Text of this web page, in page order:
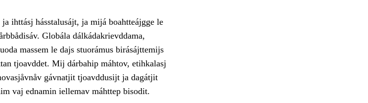
ihttásj hásstalusájt, ja mijá boahtteájgge le
Globála dálkádakrievddama,
massem le dajs stuorámus birásájttemijs
tjoavddet. Mij dárbahip máhtov, etihkalasj
gávnatjit tjoavddusijt ja dagátjit
vaj ednamin iellemav máhttep bisodit.